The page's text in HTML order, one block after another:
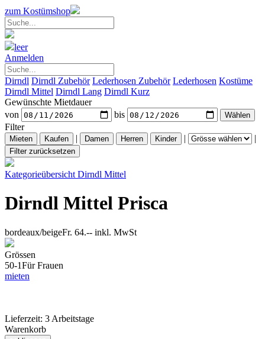
zum Kostümshop
leer
Anmelden
Dirndl Dirndl Zubehör Lederhosen Zubehör Lederhosen Kostüme
Dirndl Mittel Dirndl Lang Dirndl Kurz
Gewünschte Mietdauer
von
bis
Filter
|
| |
Kategorieübersicht Dirndl Mittel
Dirndl Mittel Prisca
bordeaux/beigeFr. 64.-- inkl. MwSt
Grössen
50-1Für Frauen
mieten
Lieferzeit: 3 Arbeitstage
Warenkorb